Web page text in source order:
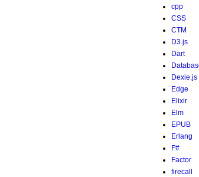
cpp
CSS
CTM
D3.js
Dart
Dexie.js
Edge
Elixir
Elm
EPUB
Erlang
F#
Factor
firecall